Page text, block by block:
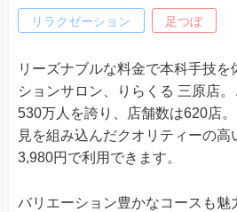
リラクゼーション 足つぼ
リーズナブルな料金で本科手技を
ションサロン、りらくる 三原店
530万人を誇り、店舗数は620店
見を組み込んだクオリティーの
3,980円で利用できます。
バリエーション豊かなコースも魅